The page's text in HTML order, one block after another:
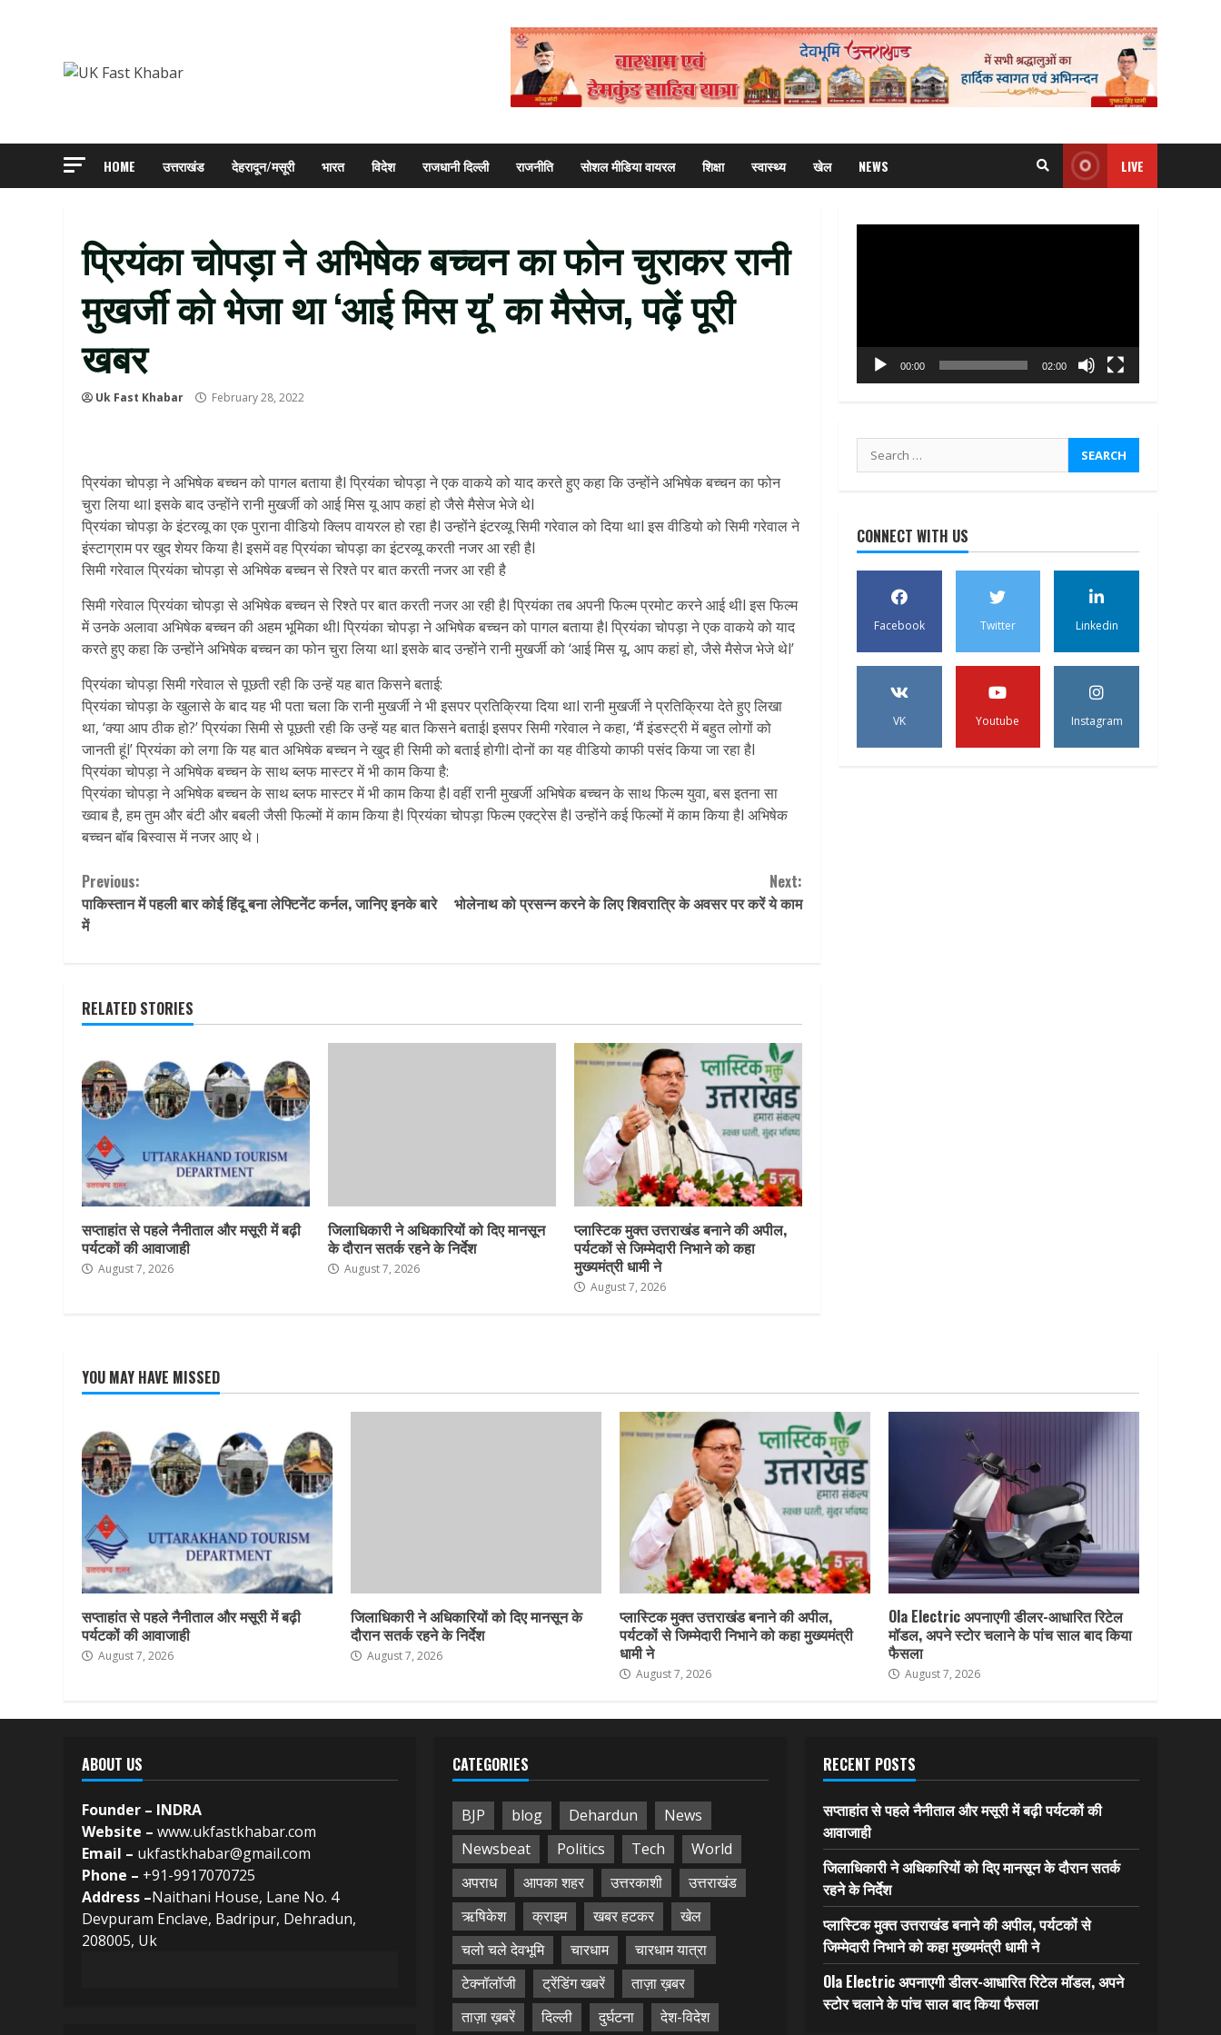
HOME उत्तराखंड देहरादून/मसूरी भारत विदेश राजधानी दिल्ली राजनीति सोशल मीडिया वायरल शिक्षा स्वास्थ्य खेल NEWS LIVE
प्रियंका चोपड़ा ने अभिषेक बच्चन का फोन चुराकर रानी
मुखर्जी को भेजा था ‘आई मिस यू’ का मैसेज, पढ़ें पूरी
खबर
Uk Fast Khabar February 28, 2022
प्रियंका चोपड़ा ने अभिषेक बच्चन को पागल बताया हैl प्रियंका चोपड़ा ने एक वाकये को याद करते हुए कहा कि उन्होंने अभिषेक बच्चन का फोन
चुरा लिया थाl इसके बाद उन्होंने रानी मुखर्जी को आई मिस यू आप कहां हो जैसे मैसेज भेजे थेl
प्रियंका चोपड़ा के इंटरव्यू का एक पुराना वीडियो क्लिप वायरल हो रहा हैl उन्होंने इंटरव्यू सिमी गरेवाल को दिया थाl इस वीडियो को सिमी गरेवाल ने
इंस्टाग्राम पर खुद शेयर किया हैl इसमें वह प्रियंका चोपड़ा का इंटरव्यू करती नजर आ रही हैl
सिमी गरेवाल प्रियंका चोपड़ा से अभिषेक बच्चन से रिश्ते पर बात करती नजर आ रही है
सिमी गरेवाल प्रियंका चोपड़ा से अभिषेक बच्चन से रिश्ते पर बात करती नजर आ रही हैl प्रियंका तब अपनी फिल्म प्रमोट करने आई थीl इस फिल्म
में उनके अलावा अभिषेक बच्चन की अहम भूमिका थीl प्रियंका चोपड़ा ने अभिषेक बच्चन को पागल बताया हैl प्रियंका चोपड़ा ने एक वाकये को याद
करते हुए कहा कि उन्होंने अभिषेक बच्चन का फोन चुरा लिया थाl इसके बाद उन्होंने रानी मुखर्जी को ‘आई मिस यू, आप कहां हो, जैसे मैसेज भेजे थेl’
प्रियंका चोपड़ा सिमी गरेवाल से पूछती रही कि उन्हें यह बात किसने बताई:
प्रियंका चोपड़ा के खुलासे के बाद यह भी पता चला कि रानी मुखर्जी ने भी इसपर प्रतिक्रिया दिया थाl रानी मुखर्जी ने प्रतिक्रिया देते हुए लिखा
था, ‘क्या आप ठीक हो?’ प्रियंका सिमी से पूछती रही कि उन्हें यह बात किसने बताईl इसपर सिमी गरेवाल ने कहा, ‘मैं इंडस्ट्री में बहुत लोगों को
जानती हूंl’ प्रियंका को लगा कि यह बात अभिषेक बच्चन ने खुद ही सिमी को बताई होगीl दोनों का यह वीडियो काफी पसंद किया जा रहा हैl
प्रियंका चोपड़ा ने अभिषेक बच्चन के साथ ब्लफ मास्टर में भी काम किया है:
प्रियंका चोपड़ा ने अभिषेक बच्चन के साथ ब्लफ मास्टर में भी काम किया हैl वहीं रानी मुखर्जी अभिषेक बच्चन के साथ फिल्म युवा, बस इतना सा
ख्वाब है, हम तुम और बंटी और बबली जैसी फिल्मों में काम किया हैl प्रियंका चोपड़ा फिल्म एक्ट्रेस हैl उन्होंने कई फिल्मों में काम किया हैl अभिषेक
बच्चन बॉब बिस्वास में नजर आए थे।
Continue
Reading
Previous:
पाकिस्तान में पहली बार कोई हिंदू बना लेफ्टिनेंट कर्नल, जानिए इनके बारे
में
Next:
भोलेनाथ को प्रसन्न करने के लिए शिवरात्रि के अवसर पर करें ये काम
RELATED STORIES
सप्ताहांत से पहले नैनीताल और मसूरी में बढ़ी
पर्यटकों की आवाजाही
August 7, 2026
जिलाधिकारी ने अधिकारियों को दिए मानसून
के दौरान सतर्क रहने के निर्देश
August 7, 2026
प्लास्टिक मुक्त उत्तराखंड बनाने की अपील,
पर्यटकों से जिम्मेदारी निभाने को कहा
मुख्यमंत्री धामी ने
August 7, 2026
00:00 02:00
Search
for:
CONNECT WITH US
Facebook Twitter Linkedin
VK Youtube Instagram
YOU MAY HAVE MISSED
सप्ताहांत से पहले नैनीताल और मसूरी में बढ़ी
पर्यटकों की आवाजाही
August 7, 2026
जिलाधिकारी ने अधिकारियों को दिए मानसून के
दौरान सतर्क रहने के निर्देश
August 7, 2026
प्लास्टिक मुक्त उत्तराखंड बनाने की अपील,
पर्यटकों से जिम्मेदारी निभाने को कहा मुख्यमंत्री
धामी ने
August 7, 2026
Ola Electric अपनाएगी डीलर-आधारित रिटेल
मॉडल, अपने स्टोर चलाने के पांच साल बाद किया
फैसला
August 7, 2026
ABOUT US
Founder – INDRA
Website – www.ukfastkhabar.com
Email – ukfastkhabar@gmail.com
Phone – +91-9917070725
Address –Naithani House, Lane No. 4
Devpuram Enclave, Badripur, Dehradun,
208005, Uk
CATEGORIES
BJP blog Dehardun
News
Newsbeat
Politics Tech
World
अपराध
आपका शहर उत्तरकाशी
उत्तराखंड
ऋषिकेश
क्राइम खबर हटकर
खेल
चलो चले देवभूमि
चारधाम
चारधाम यात्रा
टेक्नॉलॉजी
ट्रेंडिंग खबरें
ताज़ा ख़बर
ताज़ा ख़बरें
दिल्ली दुर्घटना देश-विदेश
RECENT POSTS
सप्ताहांत से पहले नैनीताल और मसूरी में बढ़ी पर्यटकों की
आवाजाही
जिलाधिकारी ने अधिकारियों को दिए मानसून के दौरान सतर्क
रहने के निर्देश
प्लास्टिक मुक्त उत्तराखंड बनाने की अपील, पर्यटकों से
जिम्मेदारी निभाने को कहा मुख्यमंत्री धामी ने
Ola Electric अपनाएगी डीलर-आधारित रिटेल मॉडल, अपने
स्टोर चलाने के पांच साल बाद किया फैसला